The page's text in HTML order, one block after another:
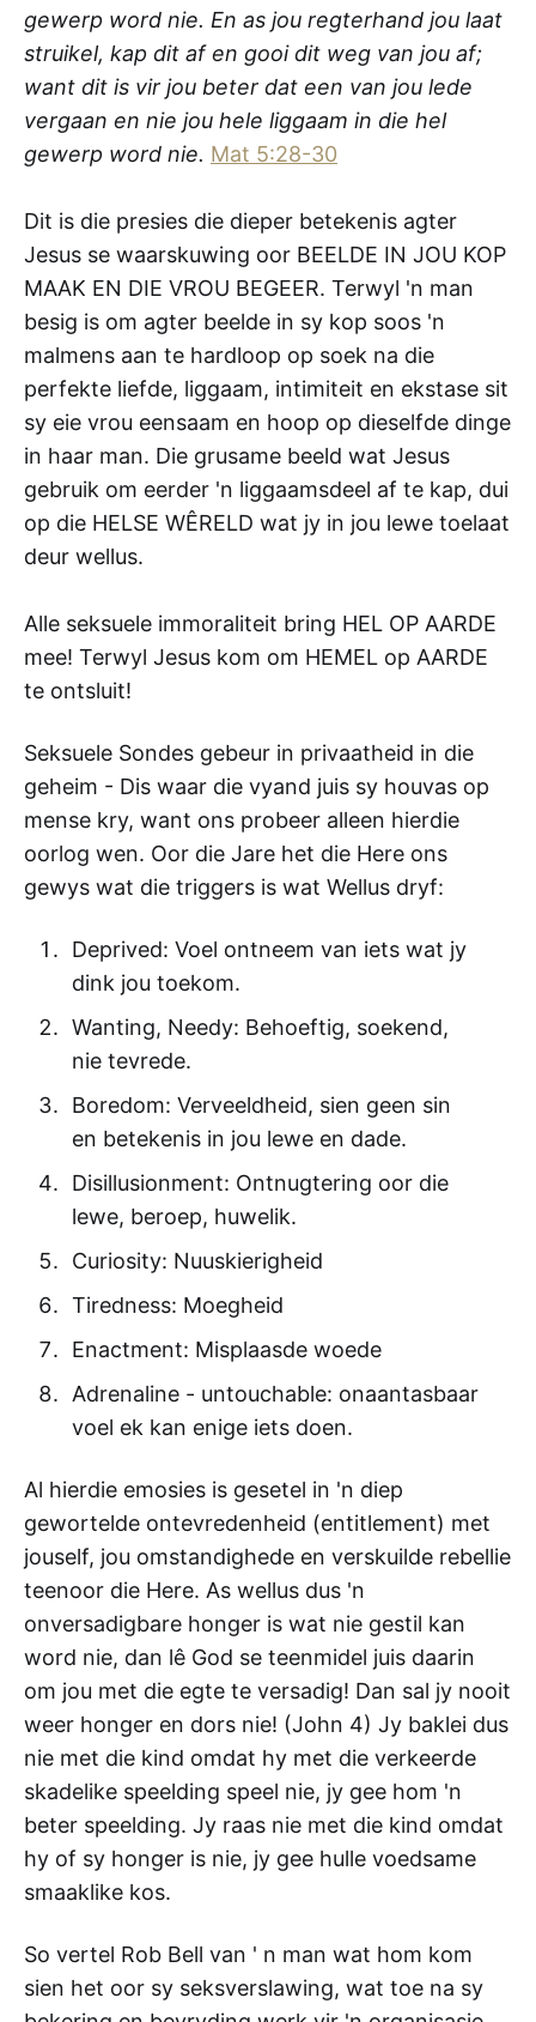
gewerp word nie. En as jou regterhand jou laat
struikel, kap dit af en gooi dit weg van jou af;
want dit is vir jou beter dat een van jou lede
vergaan en nie jou hele liggaam in die hel
gewerp word nie. Mat 5:28-30
Dit is die presies die dieper betekenis agter
Jesus se waarskuwing oor BEELDE IN JOU KOP
MAAK EN DIE VROU BEGEER. Terwyl 'n man
besig is om agter beelde in sy kop soos 'n
malmens aan te hardloop op soek na die
perfekte liefde, liggaam, intimiteit en ekstase sit
sy eie vrou eensaam en hoop op dieselfde dinge
in haar man. Die grusame beeld wat Jesus
gebruik om eerder 'n liggaamsdeel af te kap, dui
op die HELSE WÊRELD wat jy in jou lewe toelaat
deur wellus.
Alle seksuele immoraliteit bring HEL OP AARDE
mee! Terwyl Jesus kom om HEMEL op AARDE
te ontsluit!
Seksuele Sondes gebeur in privaatheid in die
geheim - Dis waar die vyand juis sy houvas op
mense kry, want ons probeer alleen hierdie
oorlog wen. Oor die Jare het die Here ons
gewys wat die triggers is wat Wellus dryf:
Deprived: Voel ontneem van iets wat jy
dink jou toekom.
Wanting, Needy: Behoeftig, soekend,
nie tevrede.
Boredom: Verveeldheid, sien geen sin
en betekenis in jou lewe en dade.
Disillusionment: Ontnugtering oor die
lewe, beroep, huwelik.
Curiosity: Nuuskierigheid
Tiredness: Moegheid
Enactment: Misplaasde woede
Adrenaline - untouchable: onaantasbaar
voel ek kan enige iets doen.
Al hierdie emosies is gesetel in 'n diep
gewortelde ontevredenheid (entitlement) met
jouself, jou omstandighede en verskuilde rebellie
teenoor die Here. As wellus dus 'n
onversadigbare honger is wat nie gestil kan
word nie, dan lê God se teenmidel juis daarin
om jou met die egte te versadig! Dan sal jy nooit
weer honger en dors nie! (John 4) Jy baklei dus
nie met die kind omdat hy met die verkeerde
skadelike speelding speel nie, jy gee hom 'n
beter speelding. Jy raas nie met die kind omdat
hy of sy honger is nie, jy gee hulle voedsame
smaaklike kos.
So vertel Rob Bell van ' n man wat hom kom
sien het oor sy seksverslawing, wat toe na sy